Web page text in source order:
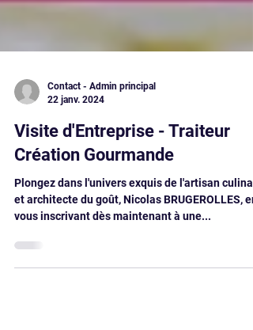
22 janv. 2024
Visite d'Entreprise - Traiteur
Création Gourmande
Plongez dans l'univers exquis de l'artisan
vous inscrivant dès maintenant à une...